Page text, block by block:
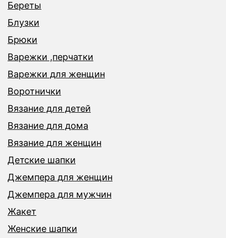
Береты
Блузки
Брюки
Варежки ,перчатки
Варежки для женщин
Воротнички
Вязание для детей
Вязание для дома
Вязание для женщин
Детские шапки
Джемпера для женщин
Джемпера для мужчин
Жакет
Женские шапки